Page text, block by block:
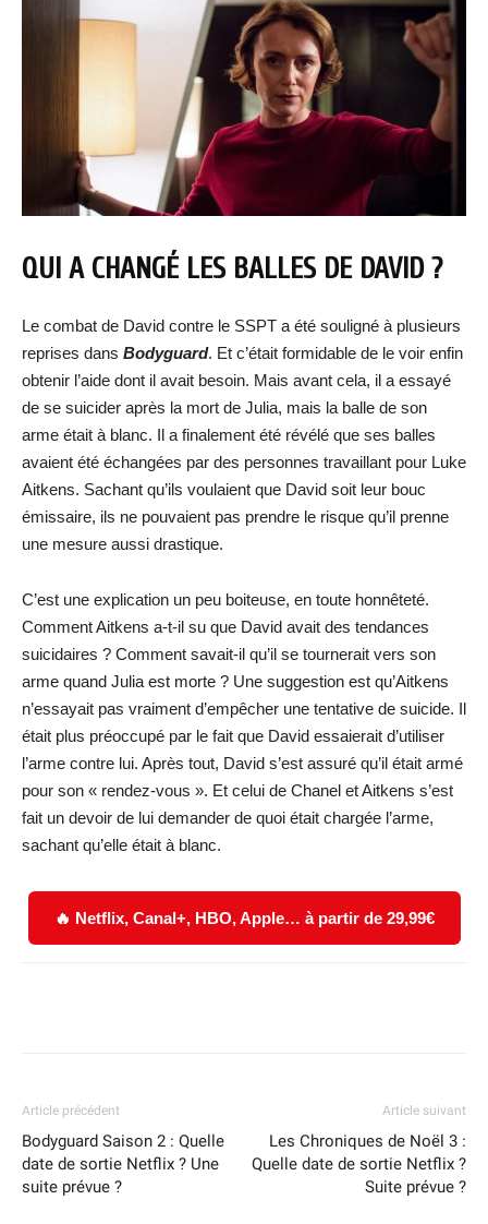
QUI A CHANGÉ LES BALLES DE DAVID ?
Le combat de David contre le SSPT a été souligné à plusieurs
reprises dans Bodyguard. Et c’était formidable de le voir enfin
obtenir l’aide dont il avait besoin. Mais avant cela, il a essayé
de se suicider après la mort de Julia, mais la balle de son
arme était à blanc. Il a finalement été révélé que ses balles
avaient été échangées par des personnes travaillant pour Luke
Aitkens. Sachant qu’ils voulaient que David soit leur bouc
émissaire, ils ne pouvaient pas prendre le risque qu’il prenne
une mesure aussi drastique.
C’est une explication un peu boiteuse, en toute honnêteté.
Comment Aitkens a-t-il su que David avait des tendances
suicidaires ? Comment savait-il qu’il se tournerait vers son
arme quand Julia est morte ? Une suggestion est qu’Aitkens
n’essayait pas vraiment d’empêcher une tentative de suicide. Il
était plus préoccupé par le fait que David essaierait d’utiliser
l’arme contre lui. Après tout, David s’est assuré qu’il était armé
pour son « rendez-vous ». Et celui de Chanel et Aitkens s’est
fait un devoir de lui demander de quoi était chargée l’arme,
sachant qu’elle était à blanc.
🔥 Netflix, Canal+, HBO, Apple… à partir de 29,99€
Article précédent
Bodyguard Saison 2 : Quelle
date de sortie Netflix ? Une
suite prévue ?
Article suivant
Les Chroniques de Noël 3 :
Quelle date de sortie Netflix ?
Suite prévue ?